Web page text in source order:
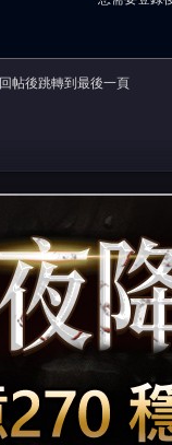
回帖後跳轉到最後一頁